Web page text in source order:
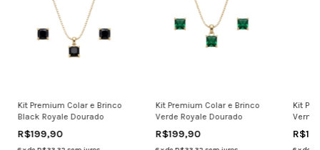
Kit Premium Colar e Brinco
Black Royale Dourado
R$199,90
Kit Premium Colar e Brinco
Verde Royale Dourado
R$199,90
Kit